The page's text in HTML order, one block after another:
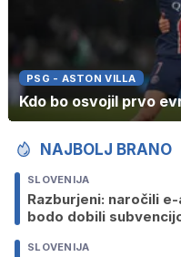
PSG - ASTON VILLA
Kdo bo osvojil prvo
NAJBOLJ BRANO
SLOVENIJA
Razburjeni: naročili
bodo dobili
SLOVENIJA